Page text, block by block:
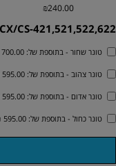
₪240.00
CS-421,521,522,622
טונר שחור - בתוספת של: 700.00 ₪
טונר צהוב - בתוספת של: 595.00 ₪
טונר אדום - בתוספת של: 595.00 ₪
טונר כחול - בתוספת של: 595.00 ₪